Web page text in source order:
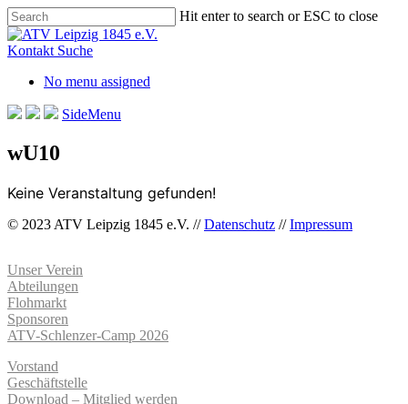
Skip
to
main
Hit enter to search or ESC to close
Close
Search
Kontakt Suche
No menu assigned
SideMenu
wU10
Keine Veranstaltung gefunden!
© 2023 ATV Leipzig 1845 e.V. //Datenschutz //Impressum
Unser Verein
Abteilungen
Flohmarkt
Sponsoren
ATV-Schlenzer-Camp 2026
Vorstand
Geschäftstelle
Download – Mitglied werden